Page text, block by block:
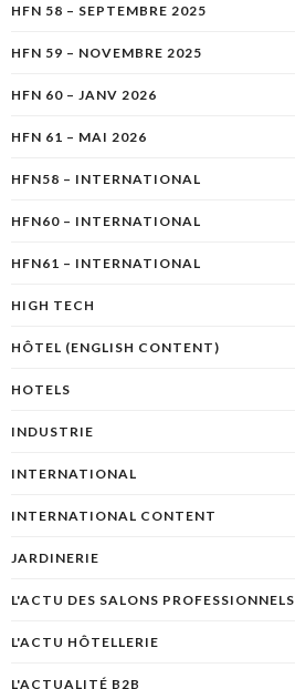
HFN 58 – SEPTEMBRE 2025
HFN 59 – NOVEMBRE 2025
HFN 60 – JANV 2026
HFN 61 – MAI 2026
HFN58 – INTERNATIONAL
HFN60 – INTERNATIONAL
HFN61 – INTERNATIONAL
HIGH TECH
HÔTEL (ENGLISH CONTENT)
HOTELS
INDUSTRIE
INTERNATIONAL
INTERNATIONAL CONTENT
JARDINERIE
L'ACTU DES SALONS PROFESSIONNELS
L'ACTU HÔTELLERIE
L'ACTUALITÉ B2B